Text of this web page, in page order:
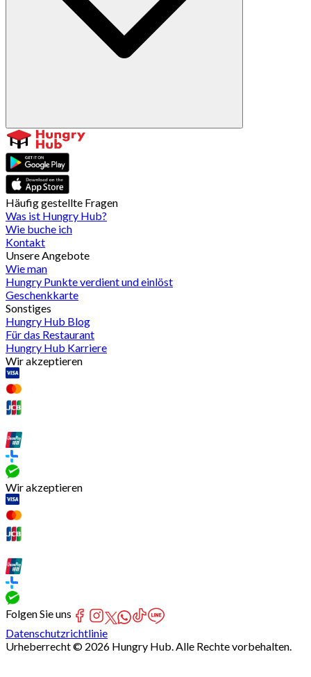
Häufig gestellte Fragen
Was ist Hungry Hub?
Wie buche ich
Kontakt
Unsere Angebote
Wie man
Hungry Punkte verdient und einlöst
Geschenkkarte
Sonstiges
Hungry Hub Blog
Für das Restaurant
Hungry Hub Karriere
Wir akzeptieren
Wir akzeptieren
Folgen Sie uns
Datenschutzrichtlinie
Urheberrecht © 2026 Hungry Hub. Alle Rechte vorbehalten.